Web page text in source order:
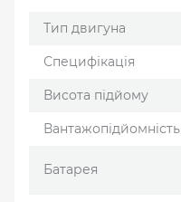
Тип двигуна
Специфікація
Висота підйому
Вантажопідйомність
Батарея